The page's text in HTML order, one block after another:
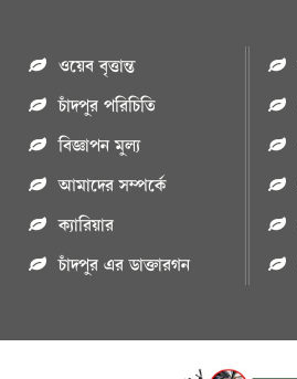
ওয়েব বৃত্তান্ত
চাঁদপুর পরিচিতি
বিজ্ঞাপন মুল্য
আমাদের সম্পর্কে
ক্যারিয়ার
চাঁদপুর এর ডাক্তারগন